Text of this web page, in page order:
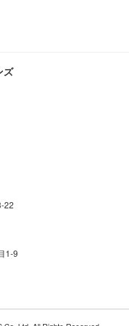
ズ
22
1-9